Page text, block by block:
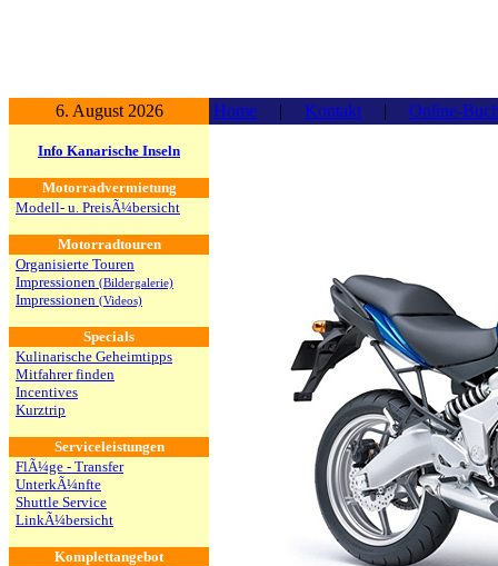
6. August 2026 Home | Kontakt | Online-
Info Kanarische Inseln
Motorradvermietung
Modell- u. PreisÃ¼bersicht
Motorradtouren
Organisierte Touren
Impressionen (Bildergalerie)
Impressionen (Videos)
Specials
Kulinarische Geheimtipps
Mitfahrer finden
Incentives
Kurztrip
Serviceleistungen
FlÃ¼ge - Transfer
UnterkÃ¼nfte
Shuttle Service
LinkÃ¼bersicht
Komplettangebot